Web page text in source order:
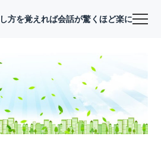
方を覚えれば会話が驚くほど楽になる